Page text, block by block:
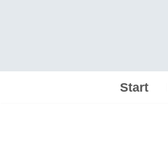
springen
Start